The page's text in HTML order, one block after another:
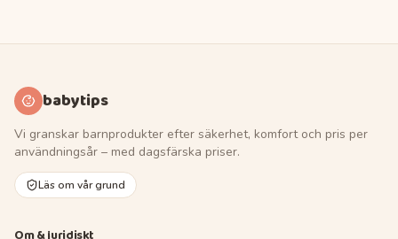
babytips
Vi granskar barnprodukter efter säkerhet, komfort och pris per
användningsår – med dagsfärska priser.
Läs om vår grund